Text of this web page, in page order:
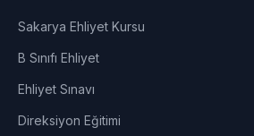
Sakarya Ehliyet Kursu
B Sınıfı Ehliyet
Ehliyet Sınavı
Direksiyon Eğitimi